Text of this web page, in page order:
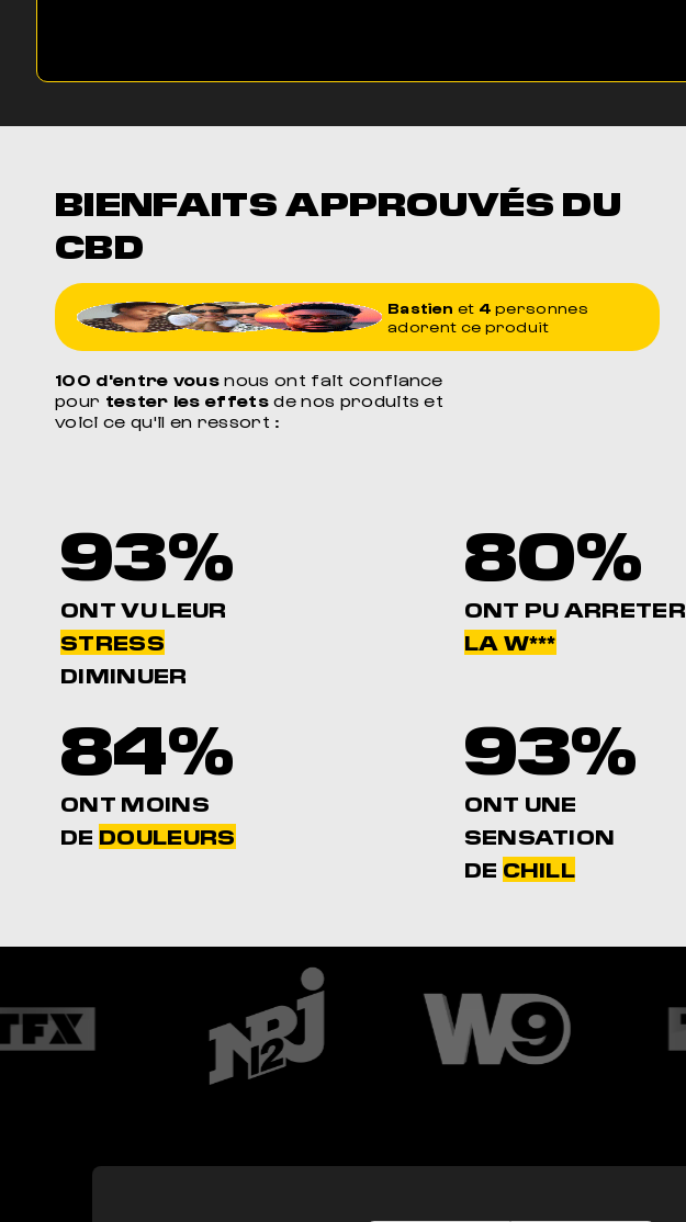
BIENFAITS APPROUVÉS DU
CBD
Bastien et 4 personnes
adorent ce produit
100 d'entre vousnous ont fait confiance
pour tester les effetsde nos produits et
voici ce qu'il en ressort :
93%
ONT VU LEUR
STRESS
DIMINUER
80%
ONT PU ARRETER
LA W***
84%
ONT MOINS
DE DOULEURS
93%
ONT UNE
SENSATION
DE CHILL